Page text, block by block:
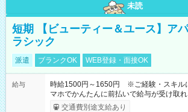
未読
短期 【ビューティー＆ユース】ア
ラシック
派遣 ブランクOK WEB登録・面接OK
給与
時給1500円～1650円 ※ご経験・スキル
マホでかんたんに前払いで給与が受け取
あり）交通費別途支給あり